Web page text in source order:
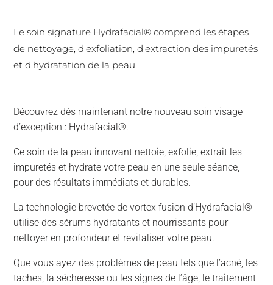
Le soin signature Hydrafacial® comprend les étapes
de nettoyage, d'exfoliation, d'extraction des impuretés
et d'hydratation de la peau.
Découvrez dès maintenant notre nouveau soin visage
d’exception : Hydrafacial®.
Ce soin de la peau innovant nettoie, exfolie, extrait les
impuretés et hydrate votre peau en une seule séance,
pour des résultats immédiats et durables.
La technologie brevetée de vortex fusion d’Hydrafacial®
utilise des sérums hydratants et nourrissants pour
nettoyer en profondeur et revitaliser votre peau.
Que vous ayez des problèmes de peau tels que l’acné, les
taches, la sécheresse ou les signes de l’âge, le traitement